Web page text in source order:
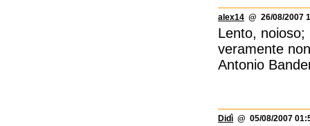
alex14 @ 26/08/2007
Lento,
veramente
Antonio
Didì @ 05/08/2007